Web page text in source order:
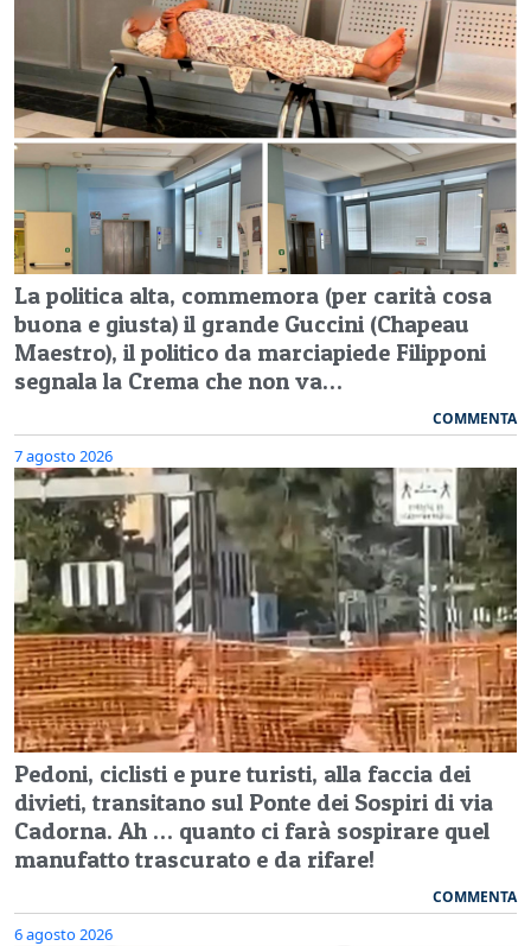
La politica alta, commemora (per carità cosa
buona e giusta) il grande Guccini (Chapeau
Maestro), il politico da marciapiede Filipponi
segnala la Crema che non va…
COMMENTA
7 agosto 2026
Pedoni, ciclisti e pure turisti, alla faccia dei
divieti, transitano sul Ponte dei Sospiri di via
Cadorna. Ah … quanto ci farà sospirare quel
manufatto trascurato e da rifare!
COMMENTA
6 agosto 2026